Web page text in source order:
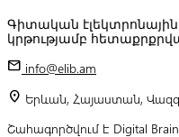
Գիտական
կրթությամբ
mail info@elib.am
location_on Երևան, Հայաստան,
Շահագործվում է Digital